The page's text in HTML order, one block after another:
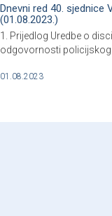
Dnevni red 40. sjednice
(01.08.2023.)
1. Prijedlog Uredbe o
odgovornosti policijskog
01.08.2023